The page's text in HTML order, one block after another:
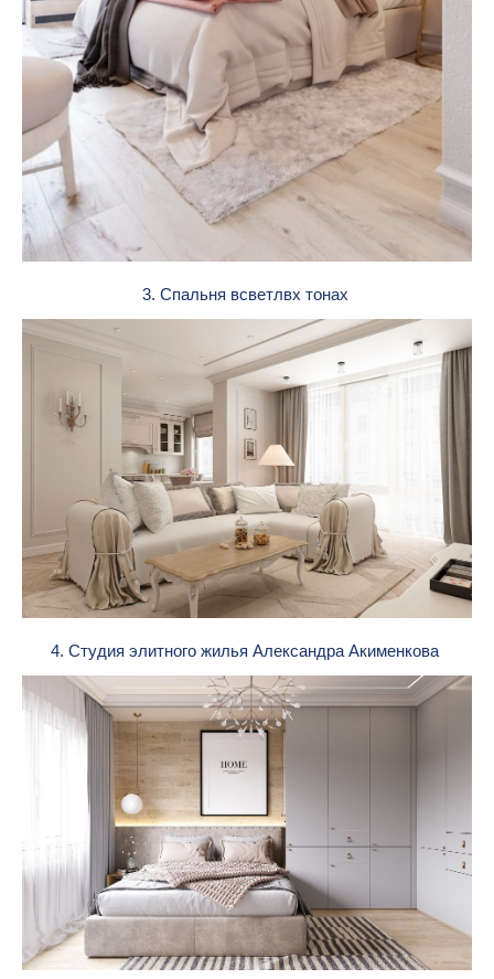
3. Спальня всветлвх тонах
4. Студия элитного жилья Александра Акименкова